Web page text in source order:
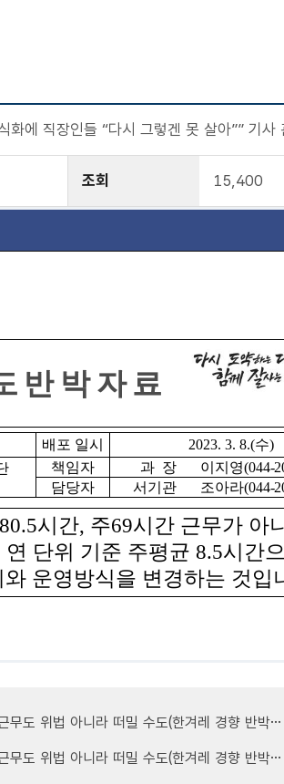
화에 직장인들 “다시 그렇겐 못 살아”” 기사
조회 15,400
아니라 떠밀 수도(한겨레 경향 반박 임금근로시간과).hwpx
아니라 떠밀 수도(한겨레 경향 반박 임금근로시간과).pdf